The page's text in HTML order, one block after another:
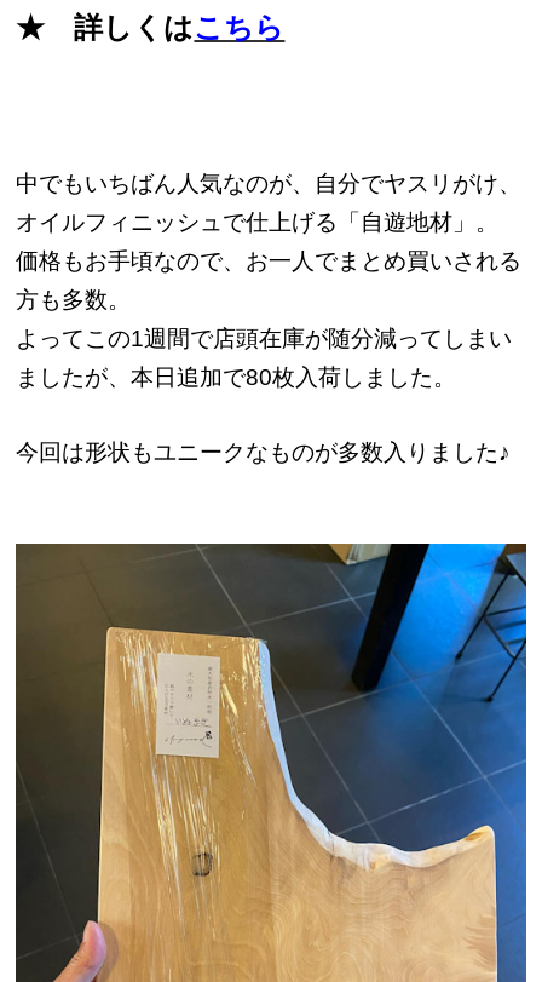
★ 詳しくはこちら
中でもいちばん人気なのが、自分でヤスリがけ、
オイルフィニッシュで仕上げる「自遊地材」。
価格もお手頃なので、お一人でまとめ買いされる
方も多数。
よってこの1週間で店頭在庫が随分減ってしまい
ましたが、本日追加で80枚入荷しました。
今回は形状もユニークなものが多数入りました♪